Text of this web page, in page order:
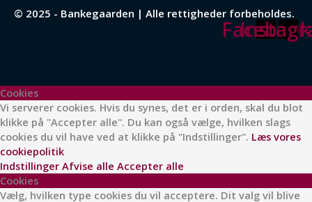
© 2025 - Bankegaarden | Alle rettigheder forbeholdes.
Facebook
Cookies
Vi serverer cookies. Hvis du synes, det er i orden, skal du blot
klikke på "Accepter alle". Du kan også vælge, hvilken slags
cookies du vil have ved at klikke på "Indstillinger". Læs vores
cookiepolitik
Indstillinger Afvise alle Accepter alle
Cookies
Vælg, hvilken type cookies du vil acceptere. Dit valg vil blive